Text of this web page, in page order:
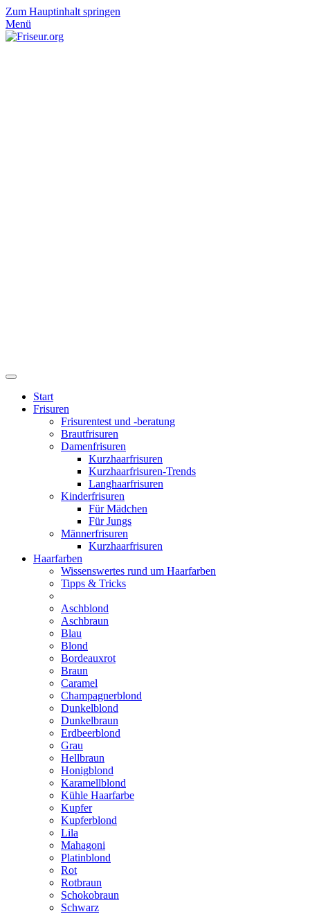
Zum Hauptinhalt springen
Menü
Start
Frisuren
Frisurentest und -beratung
Brautfrisuren
Damenfrisuren
Kurzhaarfrisuren
Kurzhaarfrisuren-Trends
Langhaarfrisuren
Kinderfrisuren
Für Mädchen
Für Jungs
Männerfrisuren
Kurzhaarfrisuren
Haarfarben
Wissenswertes rund um Haarfarben
Tipps & Tricks
Aschblond
Aschbraun
Blau
Blond
Bordeauxrot
Braun
Caramel
Champagnerblond
Dunkelblond
Dunkelbraun
Erdbeerblond
Grau
Hellbraun
Honigblond
Karamellblond
Kühle Haarfarbe
Kupfer
Kupferblond
Lila
Mahagoni
Platinblond
Rot
Rotbraun
Schokobraun
Schwarz